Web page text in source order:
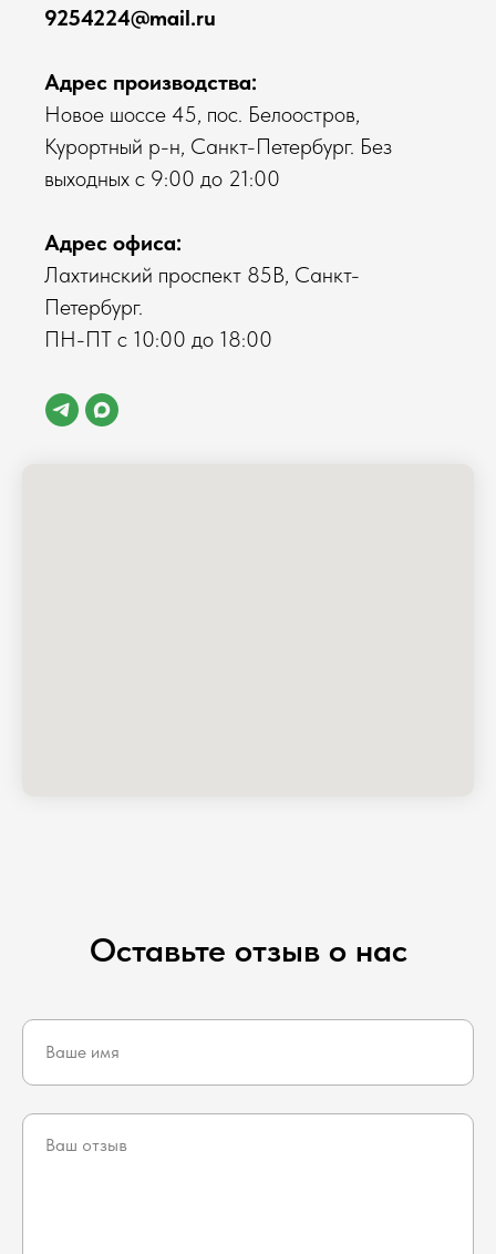
9254224@mail.ru
Адрес производства:
Новое шоссе 45, пос. Белоостров,
Курортный р-н, Санкт-Петербург. Без
выходных с 9:00 до 21:00
Адрес офиса:
Лахтинский проспект 85В, Санкт-
Петербург.
ПН-ПТ с 10:00 до 18:00
Оставьте отзыв о нас